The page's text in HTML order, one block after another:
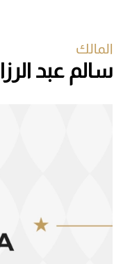
المالك
سالم عبد